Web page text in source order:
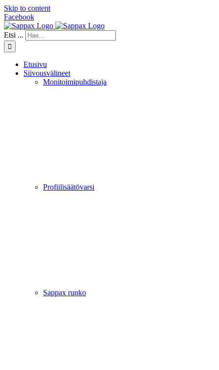
Skip to content
Facebook
Etsi ...
Etusivu
Siivousvälineet
Monitoimipuhdistaja
Profiilisäätövarsi
Sappax runko